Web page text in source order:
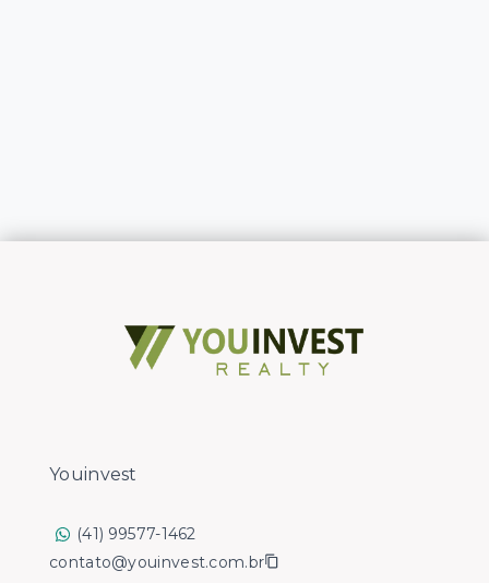
Youinvest
(41) 99577-1462
contato@youinvest.com.br